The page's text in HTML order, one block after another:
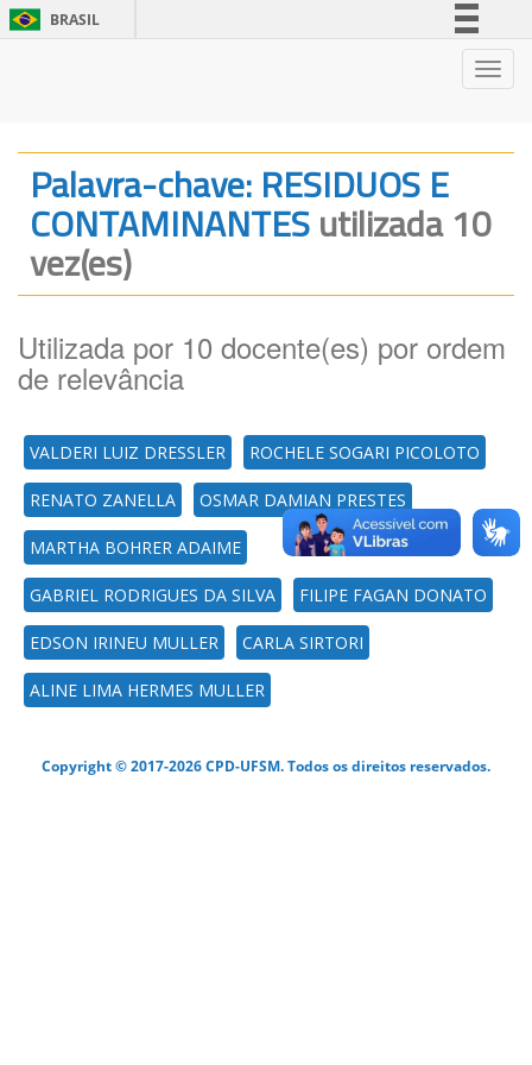
BRASIL
Legislação
Canais
Palavra-chave: RESIDUOS E
CONTAMINANTESutilizada 10
vez(es)
Utilizada por 10 docente(es) por ordem
de relevância
VALDERI LUIZ DRESSLER ROCHELE SOGARI PICOLOTO
RENATO ZANELLA OSMAR DAMIAN PRESTES
MARTHA BOHRER ADAIME
GABRIEL RODRIGUES DA SILVA FILIPE FAGAN DONATO
EDSON IRINEU MULLER CARLA SIRTORI
ALINE LIMA HERMES MULLER
Copyright © 2017-2026 CPD-UFSM. Todos os direitos reservados.